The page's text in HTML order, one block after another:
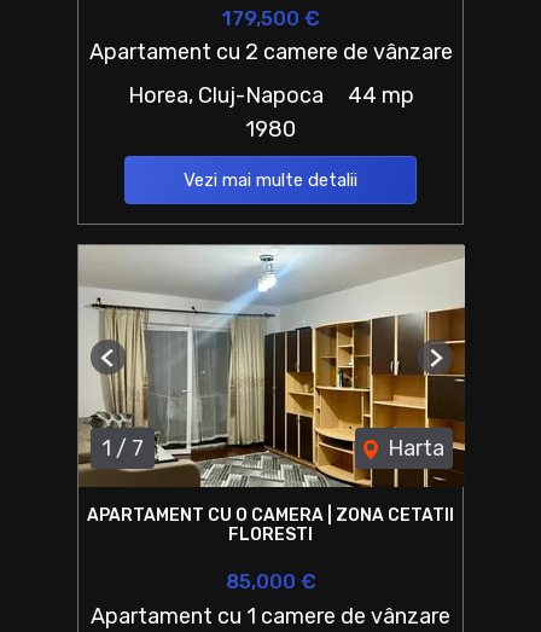
179,500 €
Apartament cu 2 camere de vânzare
Horea, Cluj-Napoca
44 mp
1980
Vezi mai multe detalii
1 / 7 Harta
Previous Next
APARTAMENT CU O CAMERA | ZONA CETATII
FLORESTI
85,000 €
Apartament cu 1 camere de vânzare